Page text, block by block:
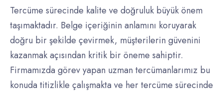
Tercüme sürecinde kalite ve doğruluk büyük önem
taşımaktadır. Belge içeriğinin anlamını koruyarak
doğru bir şekilde çevirmek, müşterilerin güvenini
kazanmak açısından kritik bir öneme sahiptir.
Firmamızda görev yapan uzman tercümanlarımız bu
konuda titizlikle çalışmakta ve her tercüme sürecinde